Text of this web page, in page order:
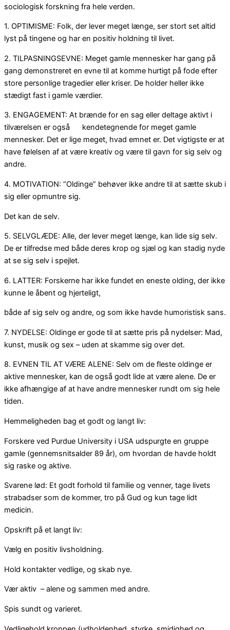
sociologisk forskning fra hele verden.
1. OPTIMISME: Folk, der lever meget længe, ser stort set altid
lyst på tingene og har en positiv holdning til livet.
2. TILPASNINGSEVNE: Meget gamle mennesker har gang på
gang demonstreret en evne til at komme hurtigt på fode efter
store personlige tragedier eller kriser. De holder heller ikke
stædigt fast i gamle værdier.
3. ENGAGEMENT: At brænde for en sag eller deltage aktivt i
tilværelsen er også kendetegnende for meget gamle
mennesker. Det er lige meget, hvad emnet er. Det vigtigste er at
have følelsen af at være kreativ og være til gavn for sig selv og
andre.
4. MOTIVATION: “Oldinge” behøver ikke andre til at sætte skub i
sig eller opmuntre sig.
Det kan de selv.
5. SELVGLÆDE: Alle, der lever meget længe, kan lide sig selv.
De er tilfredse med både deres krop og sjæl og kan stadig nyde
at se sig selv i spejlet.
6. LATTER: Forskerne har ikke fundet en eneste olding, der ikke
kunne le åbent og hjerteligt,
både af sig selv og andre, og som ikke havde humoristisk sans.
7. NYDELSE: Oldinge er gode til at sætte pris på nydelser: Mad,
kunst, musik og sex – uden at skamme sig over det.
8. EVNEN TIL AT VÆRE ALENE: Selv om de fleste oldinge er
aktive mennesker, kan de også godt lide at være alene. De er
ikke afhængige af at have andre mennesker rundt om sig hele
tiden.
Hemmeligheden bag et godt og langt liv:
Forskere ved Purdue University i USA udspurgte en gruppe
gamle (gennemsnitsalder 89 år), om hvordan de havde holdt
sig raske og aktive.
Svarene lød: Et godt forhold til familie og venner, tage livets
strabadser som de kommer, tro på Gud og kun tage lidt
medicin.
Opskrift på et langt liv:
Vælg en positiv livsholdning.
Hold kontakter vedlige, og skab nye.
Vær aktiv – alene og sammen med andre.
Spis sundt og varieret.